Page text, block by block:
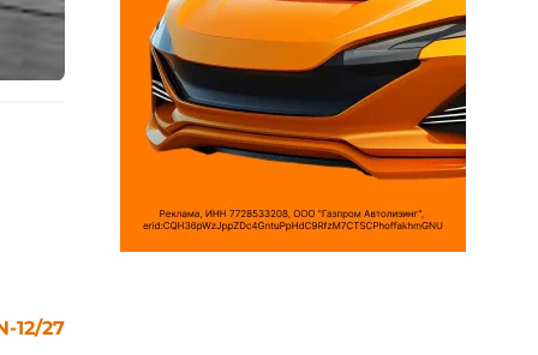
12/27